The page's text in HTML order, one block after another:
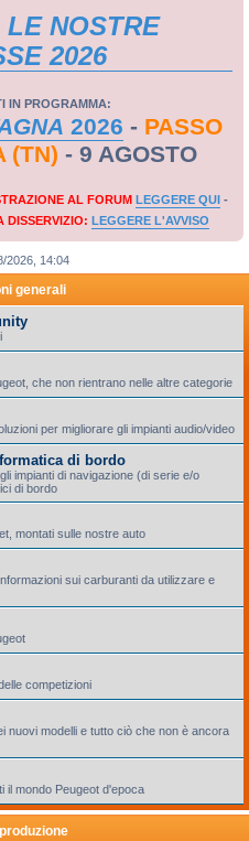
LE NOSTRE
2026
IN PROGRAMMA:
2026 - PASSO
(TN) - 9 AGOSTO
AL FORUM LEGGERE QUI -
DISSERVIZIO: LEGGERE L'AVVISO
2026, 14:04
generali
che non rientrano nelle altre categorie
per migliorare gli impianti audio/video
di bordo
impianti di navigazione (di serie e/o
di bordo
montati sulle nostre auto
sui carburanti da utilizzare e
competizioni
nuovi modelli e tutto ciò che non è ancora
il mondo Peugeot d'epoca